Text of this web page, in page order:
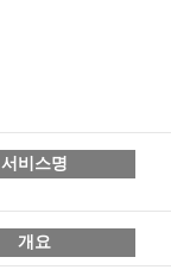
서비스명
개요